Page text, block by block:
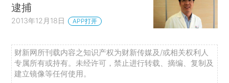
逮捕
2013年12月18日 APP打开
财新网所刊载内容之知识产权为财新传媒及/或相关权利人
专属所有或持有。未经许可，禁止进行转载、摘编、复制及
建立镜像等任何使用。